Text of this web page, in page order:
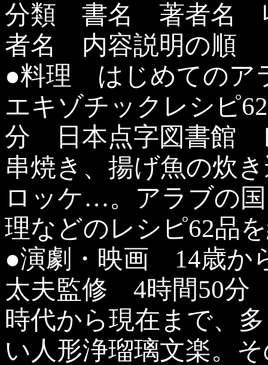
分類 書名 著者名
者名 内容説明の順
●料理 はじめてのア
エキゾチックレシピ
分 日本点字図書館
串焼き、揚げ魚の炊
ロッケ…。アラブの
理などのレシピ62品
●演劇・映画 14歳か
太夫監修 4時間50
時代から現在まで、
い人形浄瑠璃文楽。